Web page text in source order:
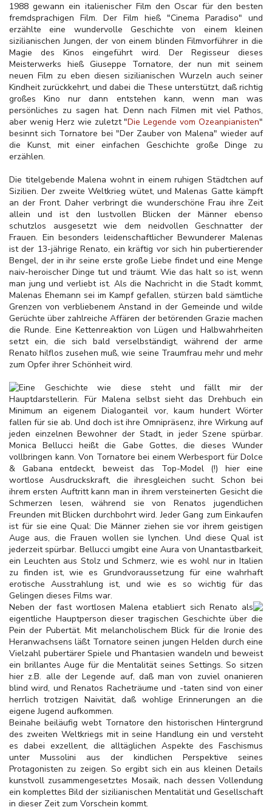
1988 gewann ein italienischer Film den Oscar für den besten
fremdsprachigen Film. Der Film hieß "Cinema Paradiso" und
erzählte eine wundervolle Geschichte von einem kleinen
sizilianischen Jungen, der von einem blinden Filmvorführer in die
Magie des Kinos eingeführt wird. Der Regisseur dieses
Meisterwerks hieß Giuseppe Tornatore, der nun mit seinem
neuen Film zu eben diesen sizilianischen Wurzeln auch seiner
Kindheit zurückkehrt, und dabei die These unterstützt, daß richtig
großes Kino nur dann entstehen kann, wenn man was
persönliches zu sagen hat. Denn nach Filmen mit viel Pathos,
aber wenig Herz wie zuletzt "Die Legende vom Ozeanpianisten"
besinnt sich Tornatore bei "Der Zauber von Malena" wieder auf
die Kunst, mit einer einfachen Geschichte große Dinge zu
erzählen.
Die titelgebende Malena wohnt in einem ruhigen Städtchen auf
Sizilien. Der zweite Weltkrieg wütet, und Malenas Gatte kämpft
an der Front. Daher verbringt die wunderschöne Frau ihre Zeit
allein und ist den lustvollen Blicken der Männer ebenso
schutzlos ausgesetzt wie dem neidvollen Geschnatter der
Frauen. Ein besonders leidenschaftlicher Bewunderer Malenas
ist der 13-jährige Renato, ein kräftig vor sich hin pubertierender
Bengel, der in ihr seine erste große Liebe findet und eine Menge
naiv-heroischer Dinge tut und träumt. Wie das halt so ist, wenn
man jung und verliebt ist. Als die Nachricht in die Stadt kommt,
Malenas Ehemann sei im Kampf gefallen, stürzen bald sämtliche
Grenzen von verbliebenem Anstand in der Gemeinde und wilde
Gerüchte über zahlreiche Affären der betörenden Grazie machen
die Runde. Eine Kettenreaktion von Lügen und Halbwahrheiten
setzt ein, die sich bald verselbständigt, während der arme
Renato hilflos zusehen muß, wie seine Traumfrau mehr und mehr
zum Opfer ihrer Schönheit wird.
Eine Geschichte wie diese steht und fällt mir der
Hauptdarstellerin. Für Malena selbst sieht das Drehbuch ein
Minimum an eigenem Dialoganteil vor, kaum hundert Wörter
fallen für sie ab. Und doch ist ihre Omnipräsenz, ihre Wirkung auf
jeden einzelnen Bewohner der Stadt, in jeder Szene spürbar.
Monica Bellucci heißt die Gabe Gottes, die dieses Wunder
vollbringen kann. Von Tornatore bei einem Werbesport für Dolce
& Gabana entdeckt, beweist das Top-Model (!) hier eine
wortlose Ausdruckskraft, die ihresgleichen sucht. Schon bei
ihrem ersten Auftritt kann man in ihrem versteinerten Gesicht die
Schmerzen lesen, während sie von Renatos jugendlichen
Freunden mit Blicken durchbohrt wird. Jeder Gang zum Einkaufen
ist für sie eine Qual: Die Männer ziehen sie vor ihrem geistigen
Auge aus, die Frauen wollen sie lynchen. Und diese Qual ist
jederzeit spürbar. Bellucci umgibt eine Aura von Unantastbarkeit,
ein Leuchten aus Stolz und Schmerz, wie es wohl nur in Italien
zu finden ist, wie es Grundvoraussetzung für eine wahrhaft
erotische Ausstrahlung ist, und wie es so wichtig für das
Gelingen dieses Films war.
Neben der fast wortlosen Malena etabliert sich Renato als
eigentliche Hauptperson dieser tragischen Geschichte über die
Pein der Pubertät. Mit melancholischem Blick für die Ironie des
Heranwachsens läßt Tornatore seinen jungen Helden durch eine
Vielzahl pubertärer Spiele und Phantasien wandeln und beweist
ein brillantes Auge für die Mentalität seines Settings. So sitzen
hier z.B. alle der Legende auf, daß man von zuviel onanieren
blind wird, und Renatos Racheträume und -taten sind von einer
herrlich trotzigen Naivität, daß wohlige Erinnerungen an die
eigene Jugend aufkommen.
Beinahe beiläufig webt Tornatore den historischen Hintergrund
des zweiten Weltkriegs mit in seine Handlung ein und versteht
es dabei exzellent, die alltäglichen Aspekte des Faschismus
unter Mussolini aus der kindlichen Perspektive seines
Protagonisten zu zeigen. So ergibt sich ein aus kleinen Details
kunstvoll zusammengesetztes Mosaik, nach dessen Vollendung
ein komplettes Bild der sizilianischen Mentalität und Gesellschaft
in dieser Zeit zum Vorschein kommt.